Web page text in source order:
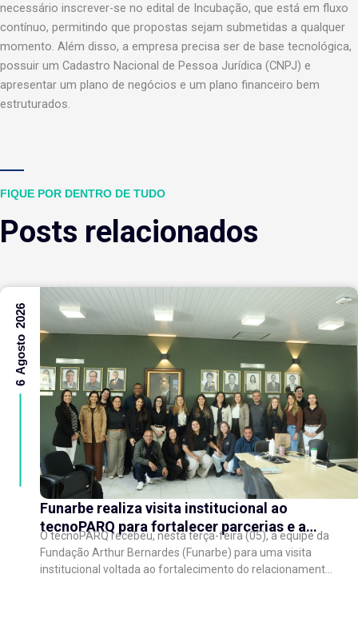
necessário inscrever-se no edital de Incubação, que está em fluxo
contínuo, permitindo que propostas sejam submetidas a qualquer
momento. Além disso, a empresa precisa ser de base tecnológica,
possuir um Cadastro Nacional de Pessoa Jurídica (CNPJ) e
apresentar um plano de negócios e um plano financeiro bem
estruturados.
FIQUE POR DENTRO DE TUDO
Posts relacionados
Funarbe realiza visita institucional ao
tecnoPARQ para fortalecer parcerias e a
gestão da inovação
O tecnoPARQ recebeu, nesta terça-feira (05), a equipe da
Fundação Arthur Bernardes (Funarbe) para uma visita
institucional voltada ao fortalecimento do relacionamento
6 Agosto 2026